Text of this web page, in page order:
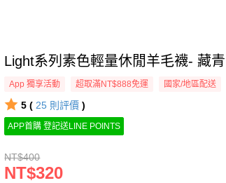
Light系列素色輕量休閒羊毛襪- 藏青
App 獨享活動 超取滿NT$888免運 國家/地區配送
5 ( 25 則評價 )
APP首購 登記送LINE POINTS
NT$400
NT$320